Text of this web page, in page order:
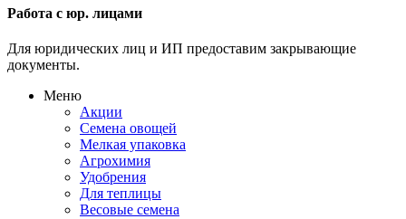
Работа с юр. лицами
Для юридических лиц и ИП предоставим закрывающие
документы.
Меню
Акции
Семена овощей
Мелкая упаковка
Агрохимия
Удобрения
Для теплицы
Весовые семена